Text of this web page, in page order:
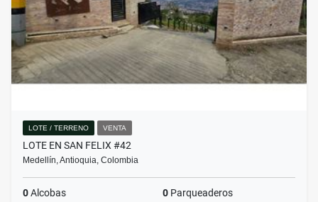
LOTE / TERRENO VENTA
LOTE EN SAN FELIX #42
Medellín, Antioquia, Colombia
0Alcobas 0 Parqueaderos